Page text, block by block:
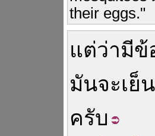
their eggs."
แต่ว่ามีข้
มันจะเย็น
ครับ